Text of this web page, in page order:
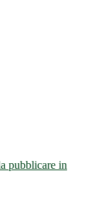
pubblicare in